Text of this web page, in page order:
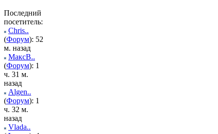
Последний
посетитель:
Chris..
(Форум): 52
м. назад
МаксВ..
(Форум): 1
ч. 31 м.
назад
Algen..
(Форум): 1
ч. 32 м.
назад
Vlada..